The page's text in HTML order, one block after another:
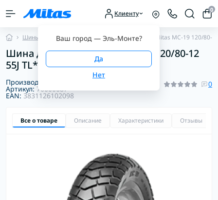
Клиенту
Ваш город — Эль-Монте?
0
Шины для скутеров Внедорожные шины Mitas MC-19 120/80-
Шина для скутера Mitas MC-19 120/80-12
55J TL*
Производитель:
Артикул:70000687
EAN: 3831126102098
0
Все о товаре Описание Характеристики Отзывы